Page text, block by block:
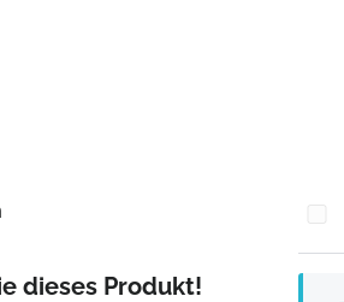
dieses Produkt!